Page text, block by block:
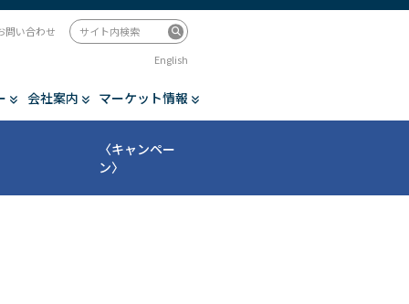
会社案内 マーケット情報
問い合わせ
English
〈キャンペー
ン〉